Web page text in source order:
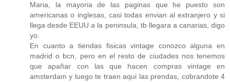
Maria, la mayoria de las paginas que he puesto son
americanas o inglesas, casi todas envian al extranjero y si
llega desde EEUU a la peninsula, tb llegara a canarias, digo
yo.
En cuanto a tiendas fisicas vintage conozco alguna en
madrid o bcn, pero en el resto de ciudades nos tenemos
que apañar con las que hacen compras vintage en
amsterdam y luego te traen aqui las prendas, cobrandote 4